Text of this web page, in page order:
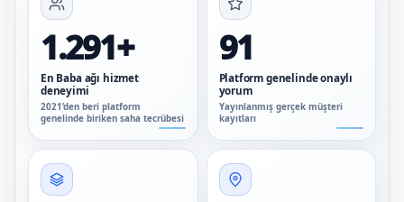
1.291+
En Baba ağı hizmet
deneyimi
2021’den beri platform
genelinde biriken saha tecrübesi
91
Platform genelinde onaylı
yorum
Yayınlanmış gerçek müşteri
kayıtları